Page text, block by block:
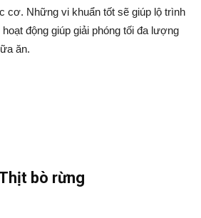
cơ. Những vi khuẩn tốt sẽ giúp lộ trình
động giúp giải phóng tối đa lượng
ăn.
bò rừng